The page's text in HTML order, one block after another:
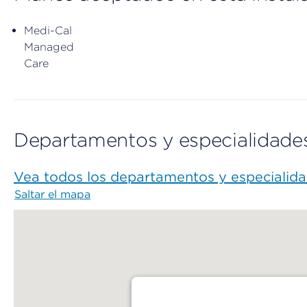
Medi-Cal
Managed
Care
Departamentos y
Vea todos los departamentos y
Saltar el mapa